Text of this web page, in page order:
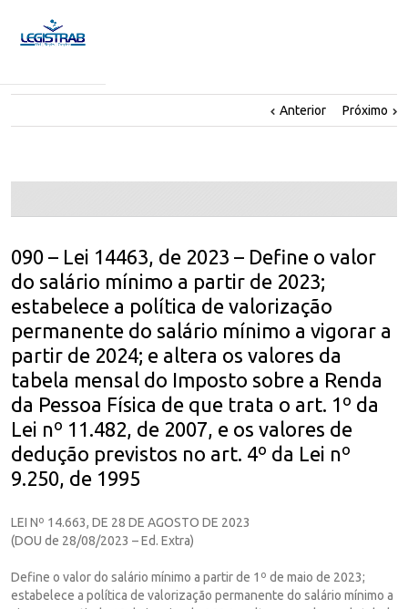
Anterior Próximo
090 – Lei 14463, de 2023 – Define o valor
do salário mínimo a partir de 2023;
estabelece a política de valorização
permanente do salário mínimo a vigorar a
partir de 2024; e altera os valores da
tabela mensal do Imposto sobre a Renda
da Pessoa Física de que trata o art. 1º da
Lei nº 11.482, de 2007, e os valores de
dedução previstos no art. 4º da Lei nº
9.250, de 1995
LEI Nº 14.663, DE 28 DE AGOSTO DE 2023
(DOU de 28/08/2023 – Ed. Extra)
Define o valor do salário mínimo a partir de 1º de maio de 2023;
estabelece a política de valorização permanente do salário mínimo a